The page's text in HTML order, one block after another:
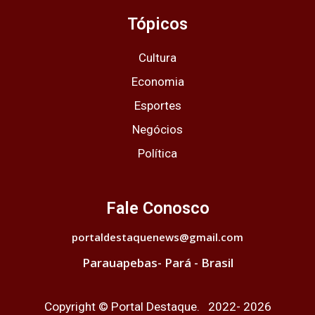
Tópicos
Cultura
Economia
Esportes
Negócios
Política
Fale Conosco
portaldestaquenews@gmail.com
Parauapebas- Pará - Brasil
Copyright © Portal Destaque. 2022- 2026